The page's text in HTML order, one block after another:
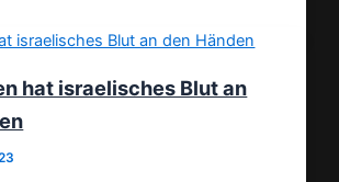
hat israelisches Blut an